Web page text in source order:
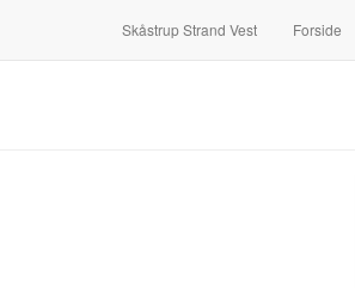
Skåstrup Strand Vest Forside